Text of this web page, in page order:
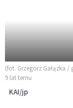
(fot. Grzegorz Gałązka /
9 lat temu
KAI/jp